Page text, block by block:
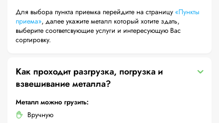
Для выбора пункта приемка перейдите на страницу «Пункты
приема», далее укажите металл который хотите здать,
выберите соответсвующие услуги и интересующую Вас
сортировку.
Как проходит разгрузка, погрузка и
взвешивание металла?
Металл можно грузить:
Вручную